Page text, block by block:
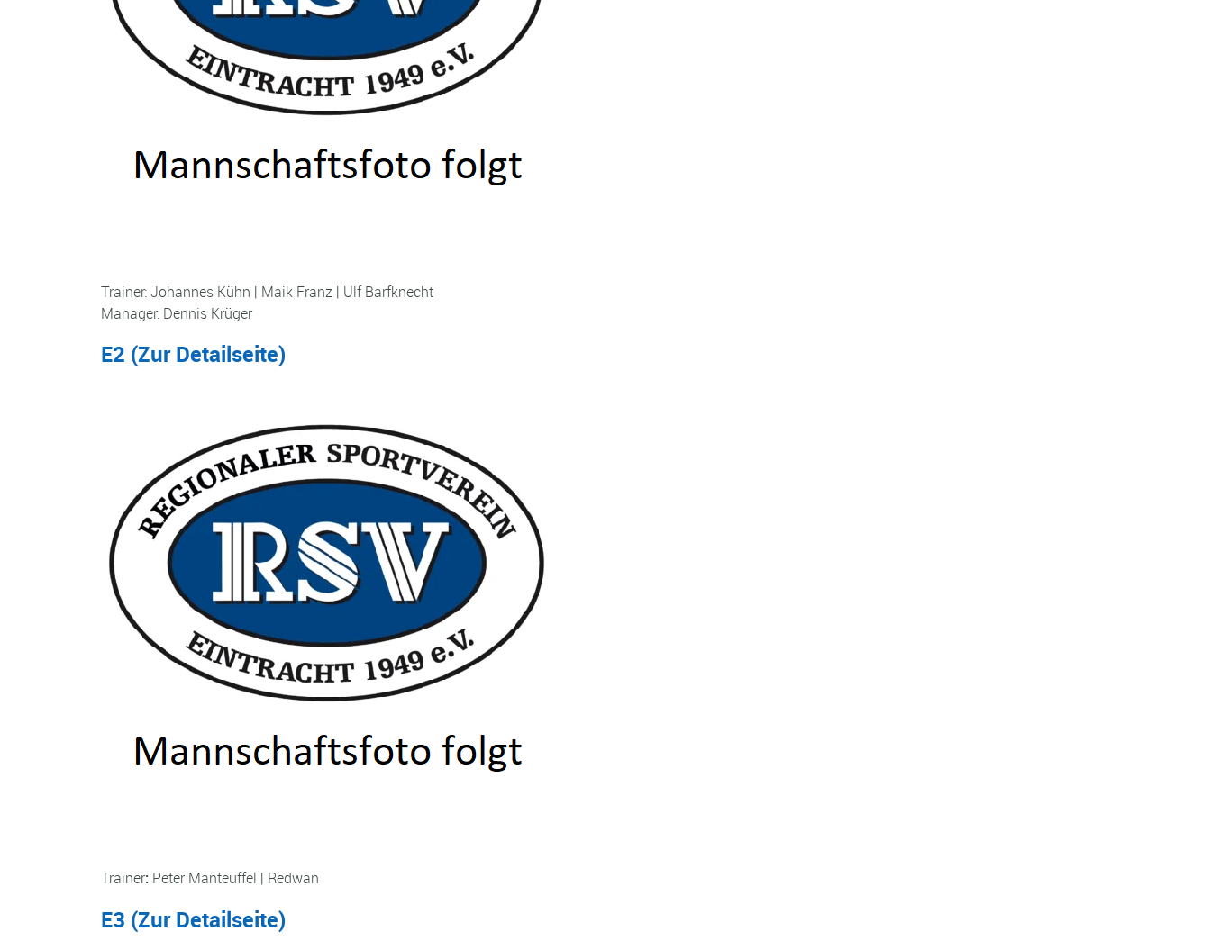
Trainer: Johannes Kühn | Maik Franz | Ulf Barfknecht
Manager: Dennis Krüger
E2 (Zur Detailseite)
Trainer: Peter Manteuffel | Redwan
E3 (Zur Detailseite)